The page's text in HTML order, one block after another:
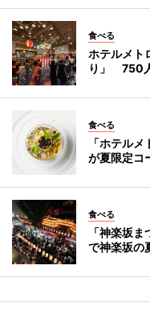
食べる
ホテルメト
り」 750
食べる
「ホテル
が夏限定コ
食べる
「神楽坂
で神楽坂の